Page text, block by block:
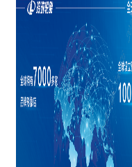
உலகளாவிய ஒருங்கிணைந்த
R&D வடிவத்தை
உருவாக்குகிறது.